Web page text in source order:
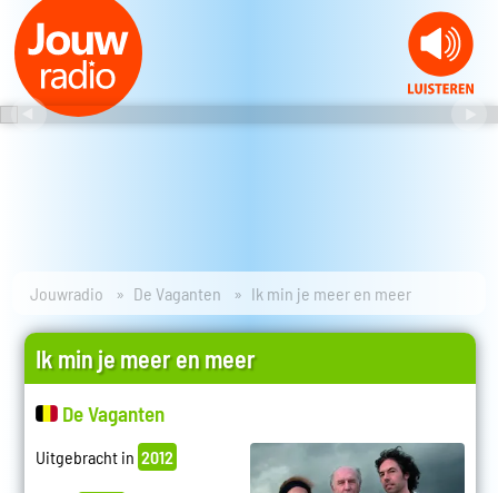
Jouwradio De Vaganten Ik min je meer en meer
Ik min je meer en meer
De Vaganten
Uitgebracht in 2012